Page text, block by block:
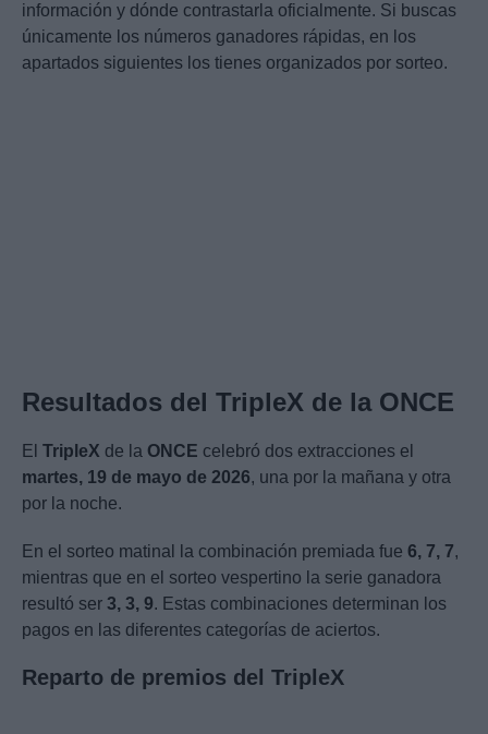
información y dónde contrastarla oficialmente. Si buscas
únicamente los números ganadores rápidas, en los
apartados siguientes los tienes organizados por sorteo.
Resultados del TripleX de la ONCE
El TripleX de la ONCE celebró dos extracciones el
martes, 19 de mayo de 2026, una por la mañana y otra
por la noche.
En el sorteo matinal la combinación premiada fue 6, 7, 7,
mientras que en el sorteo vespertino la serie ganadora
resultó ser 3, 3, 9. Estas combinaciones determinan los
pagos en las diferentes categorías de aciertos.
Reparto de premios del TripleX